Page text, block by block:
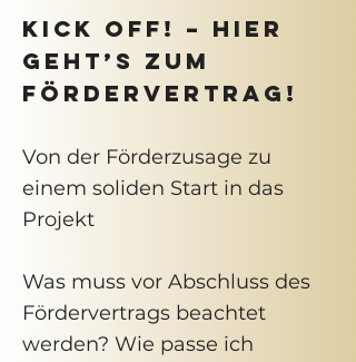
KICK OFF! – Hier
geht’s zum
Fördervertrag!
Von der Förderzusage zu
einem soliden Start in das
Projekt
Was muss vor Abschluss des
Fördervertrags beachtet
werden? Wie passe ich